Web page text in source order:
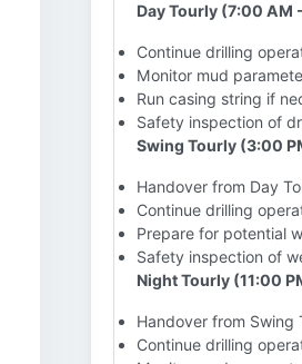
Day Tourly (7:00 AM
Continue drilling
Monitor mud
Run casing string if
Safety inspection of
Swing Tourly (3:00
Handover from Day
Continue drilling
Prepare for potential
Safety inspection of
Night Tourly (11:00
Handover from Swing
Continue drilling